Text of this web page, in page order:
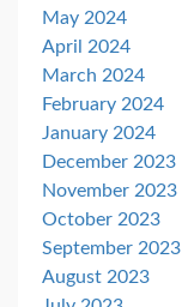
May 2024
April 2024
March 2024
February 2024
January 2024
December 2023
November 2023
October 2023
September 2023
August 2023